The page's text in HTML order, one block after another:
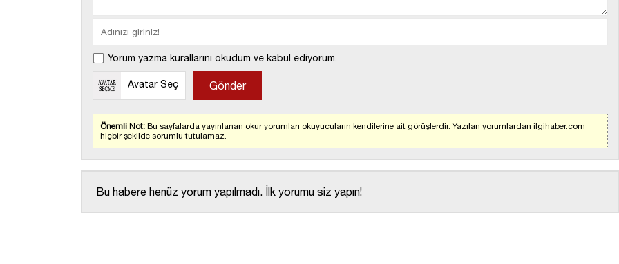
Yorum yazma kurallarını okudum ve kabul ediyorum.
Avatar Seç
Önemli Not: Bu sayfalarda yayınlanan okur yorumları okuyucuların kendilerine ait görüşlerdir. Yazılan yorumlardan ilgihaber.com
hiçbir şekilde sorumlu tutulamaz.
Bu habere henüz yorum yapılmadı. İlk yorumu siz yapın!